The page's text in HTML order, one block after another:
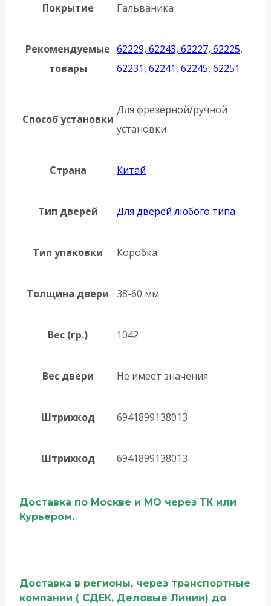
Покрытие Гальваника
Рекомендуемые
товары
62229, 62243, 62227, 62225,
62231, 62241, 62245, 62251
Способ установки
Для фрезерной/ручной
установки
Страна Китай
Тип дверей Для дверей любого типа
Тип упаковки Коробка
Толщина двери 38-60 мм
Вес (гр.) 1042
Вес двери Не имеет значения
Штрихкод 6941899138013
Штрихкод 6941899138013
Доставка по Москве и МО через ТК или
Курьером.
Доставка в регионы, через транспортные
компании ( СДЕК, Деловые Линии) до